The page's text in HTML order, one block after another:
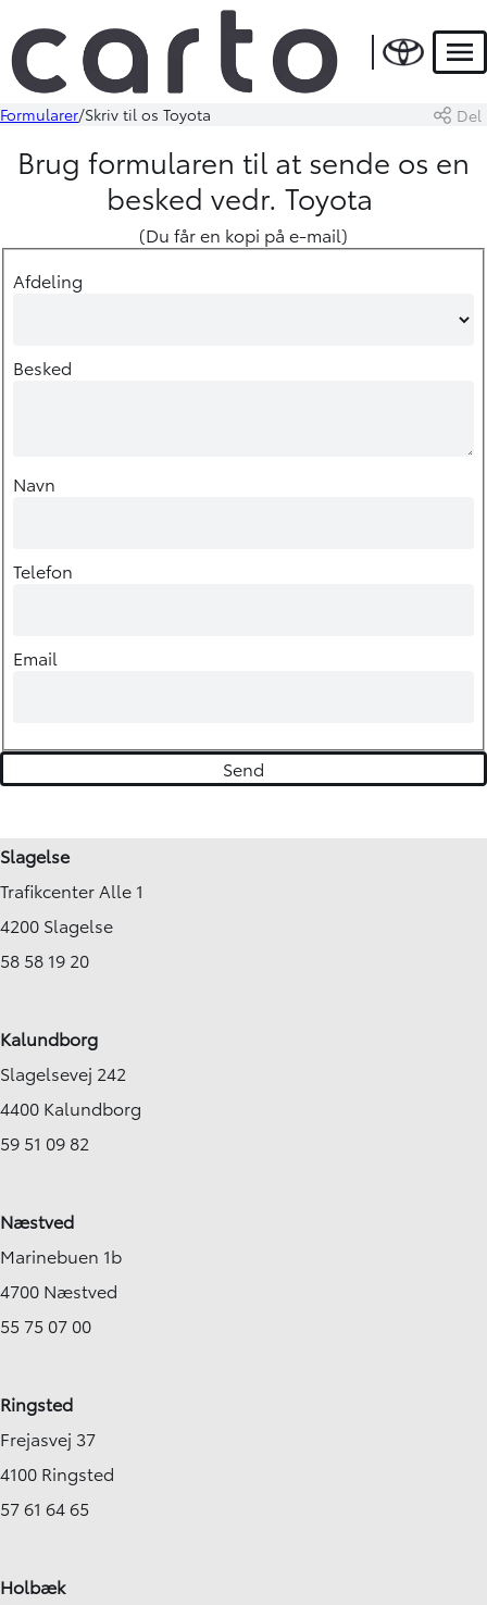
Formularer Skriv til os Toyota Del
Brug formularen til at sende os en
besked vedr. Toyota
(Du får en kopi på e-mail)
Afdeling
Besked
Navn
Telefon
Email
Slagelse
Trafikcenter Alle 1
4200 Slagelse
58 58 19 20
Kalundborg
Slagelsevej 242
4400 Kalundborg
59 51 09 82
Næstved
Marinebuen 1b
4700 Næstved
55 75 07 00
Ringsted
Frejasvej 37
4100 Ringsted
57 61 64 65
Holbæk